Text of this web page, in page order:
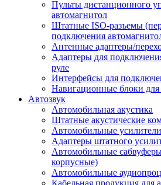
Пульты дистанционного
автомагнитол
Штатные ISO-разъемы
подключения
Антенные адаптеры/
Адаптеры для
руле
Интерфейсы для
Навигационные блоки для
Автозвук
Автомобильная акустика
Штатные акустические
Автомобильные
Адаптеры штатного
Автомобильные
корпусные)
Автомобильные
Кабельная продукция для